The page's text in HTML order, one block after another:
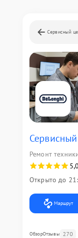
Сервисный
Ремонт
5,0
Открыто до
Маршрут
ОбзорОтзывы 270